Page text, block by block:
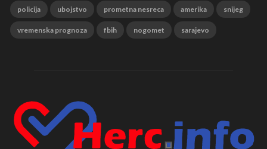
policija ubojstvo prometna nesreca amerika snijeg
vremenska prognoza fbih nogomet sarajevo